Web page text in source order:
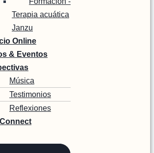
Terapia acuática
Janzu
Online
& Eventos
Música
Testimonios
Reflexiones
Connect